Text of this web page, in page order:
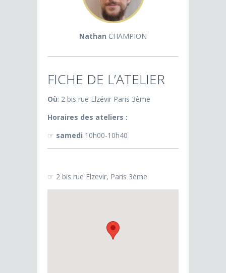
Nathan CHAMPION
FICHE DE L’ATELIER
Où: 2 bis rue Elzévir Paris 3ème
Horaires des ateliers :
☞ samedi 10h00-10h40
☞ 2 bis rue Elzevir, Paris 3ème